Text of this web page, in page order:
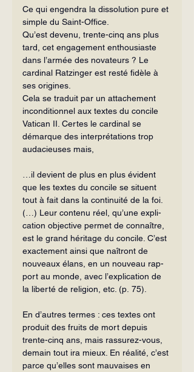
Ce qui engendra la dissolution pure et
simple du Saint-Office.
Qu’est devenu, trente-cinq ans plus
tard, cet engagement enthousiaste
dans l’armée des novateurs ? Le
cardinal Rat­zinger est resté fidèle à
ses origines.
Cela se traduit par un attachement
inconditionnel aux textes du concile
Vati­can II. Certes le cardinal se
démarque des interprétations trop
audacieuses mais,
…il devient de plus en plus évident
que les textes du concile se situent
tout à fait dans la continuité de la foi.
(…) Leur contenu réel, qu’une expli­
cation objective permet de connaître,
est le grand héritage du concile. C’est
exactement ainsi que naîtront de
nouveaux élans, en un nouveau rap­
port au monde, avec l’explication de
la liberté de religion, etc. (p. 75).
En d’autres termes : ces textes ont
produit des fruits de mort depuis
trente-cinq ans, mais rassurez-vous,
demain tout ira mieux. En réalité, c’est
parce qu’elles sont mauvaises en